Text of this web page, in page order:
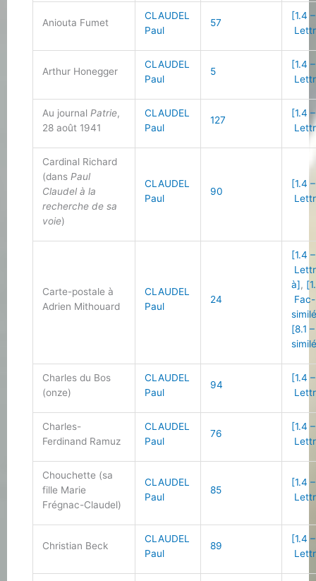
Aniouta Fumet
CLAUDEL
Paul
57
[1.4 –
Arthur Honegger
CLAUDEL
Paul
5
[1.4 –
Au journal Patrie,
28 août 1941
CLAUDEL
Paul
127
[1.4 –
Cardinal Richard
(dans Paul
Claudel à la
recherche de sa
voie)
CLAUDEL
Paul
90
[1.4 –
Carte-postale à
Adrien Mithouard
CLAUDEL
Paul
24
[1.4 –
à],
Fac-
[8.1
Charles du Bos
(onze)
CLAUDEL
Paul
94
[1.4 –
Charles-
Ferdinand Ramuz
CLAUDEL
Paul
76
[1.4 –
Chouchette (sa
fille Marie
Frégnac-Claudel)
CLAUDEL
Paul
85
[1.4 –
Christian Beck
CLAUDEL
Paul
89
[1.4 –